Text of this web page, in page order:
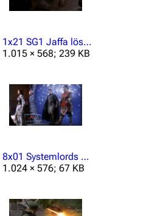
1x21 SG1 Jaffa löst sich durch Zat auf.jpg
1.015 × 568; 239 KB
8x01 Systemlords kommen durch das Stargate.jpg
1.024 × 576; 67 KB